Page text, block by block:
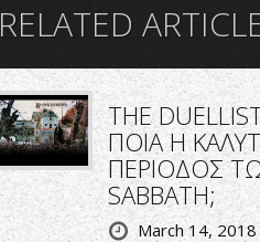
RELATED
THE
ΠΟΙΑ Η
ΠΕΡΙΟΔΟΣ
SABBATH;
March 14, 2018